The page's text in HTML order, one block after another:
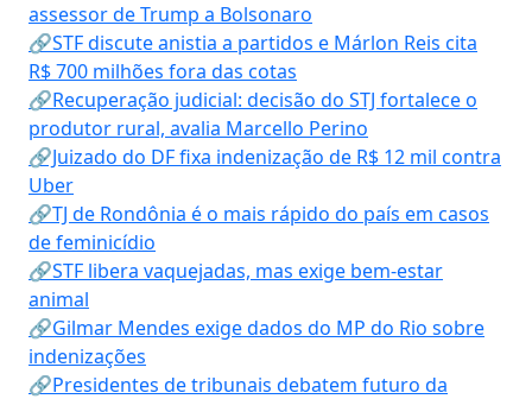
assessor de Trump a Bolsonaro
🔗STF discute anistia a partidos e Márlon Reis cita
R$ 700 milhões fora das cotas
🔗Recuperação judicial: decisão do STJ fortalece o
produtor rural, avalia Marcello Perino
🔗Juizado do DF fixa indenização de R$ 12 mil contra
Uber
🔗TJ de Rondônia é o mais rápido do país em casos
de feminicídio
🔗STF libera vaquejadas, mas exige bem-estar
animal
🔗Gilmar Mendes exige dados do MP do Rio sobre
indenizações
🔗Presidentes de tribunais debatem futuro da